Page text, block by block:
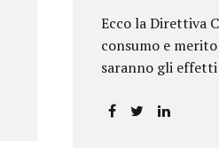
Ecco la Direttiva CCD II sul credito al
consumo e
saranno gli effetti